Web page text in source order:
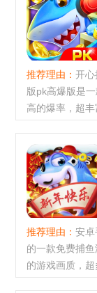
推荐理由： 开心
版pk高爆版是
高的爆率，超
推荐理由： 安卓
的一款免费捕
的游戏画质，